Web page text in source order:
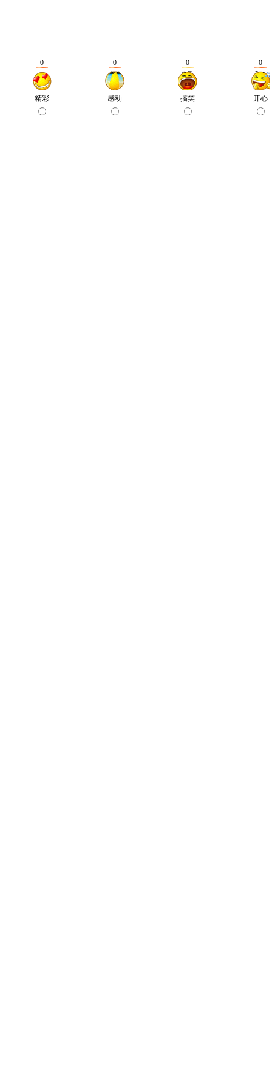
0
精彩
0
感动
0
搞笑
0
开心